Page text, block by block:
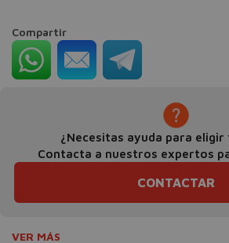
Compartir
¿Necesitas ayuda para
Contacta a nuestros expertos
CONTACTAR
VER MÁS